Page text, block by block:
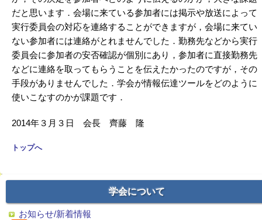
学会について
お知らせ/新着情報
だと思います．会場に来ている参加者には掲示や放送によって
実行委員会の対応を連絡することができますが，会場に来てい
ない参加者には連絡がとれませんでした．勤務先などから実行
委員会に参加者の安否確認が個別にあり，参加者に直接勤務先
などに連絡を取ってもらうことを伝えたかったのですが，その
手段がありませんでした．学会が情報伝達ツールをどのように
使いこなすのかが課題です．
2014年３月３日 会長 齊藤 隆
トップへ